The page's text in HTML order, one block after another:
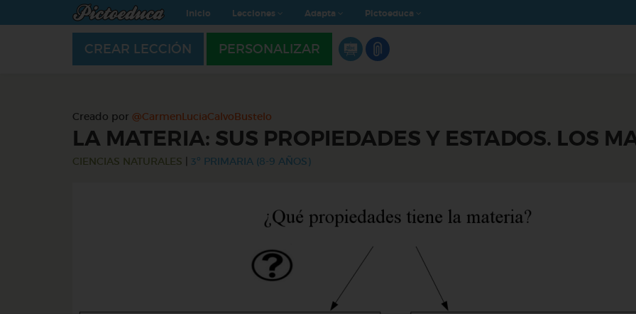
Inicio Lecciones Adapta Pictoeduca
CREAR LECCIÓN PERSONALIZAR
Creado por @CarmenLuciaCalvoBustelo
LA MATERIA: SUS PROPIEDADES Y ESTADOS. LOS
CIENCIAS NATURALES 3º PRIMARIA (8-9 AÑOS)